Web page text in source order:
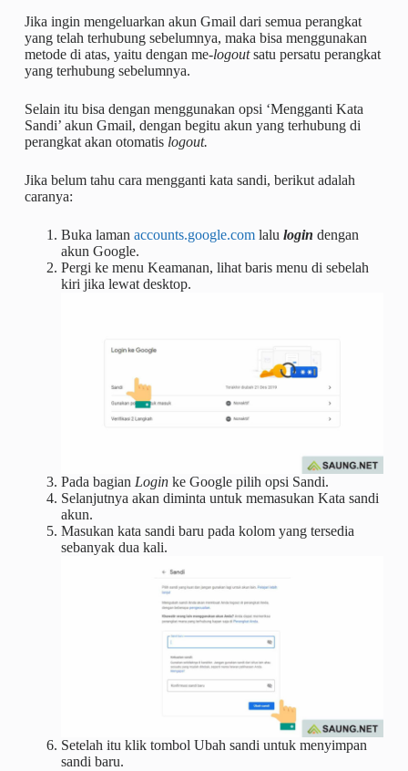
Jika ingin mengeluarkan akun Gmail dari semua perangkat
yang telah terhubung sebelumnya, maka bisa menggunakan
metode di atas, yaitu dengan me-logoutsatu persatu perangkat
yang terhubung sebelumnya.
Selain itu bisa dengan menggunakan opsi ‘Mengganti Kata
Sandi’ akun Gmail, dengan begitu akun yang terhubung di
perangkat akan otomatis logout.
Jika belum tahu cara mengganti kata sandi, berikut adalah
caranya:
Buka laman accounts.google.comlalu login dengan
akun Google.
Pergi ke menu Keamanan, lihat baris menu di sebelah
kiri jika lewat desktop.
Pada bagian Loginke Google pilih opsi Sandi.
Selanjutnya akan diminta untuk memasukan Kata sandi
akun.
Masukan kata sandi baru pada kolom yang tersedia
sebanyak dua kali.
Setelah itu klik tombol Ubah sandi untuk menyimpan
sandi baru.